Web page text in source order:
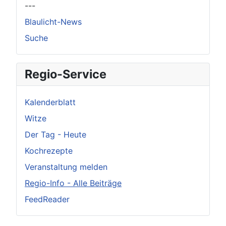
---
Blaulicht-News
Suche
Regio-Service
Kalenderblatt
Witze
Der Tag - Heute
Kochrezepte
Veranstaltung melden
Regio-Info - Alle Beiträge
FeedReader